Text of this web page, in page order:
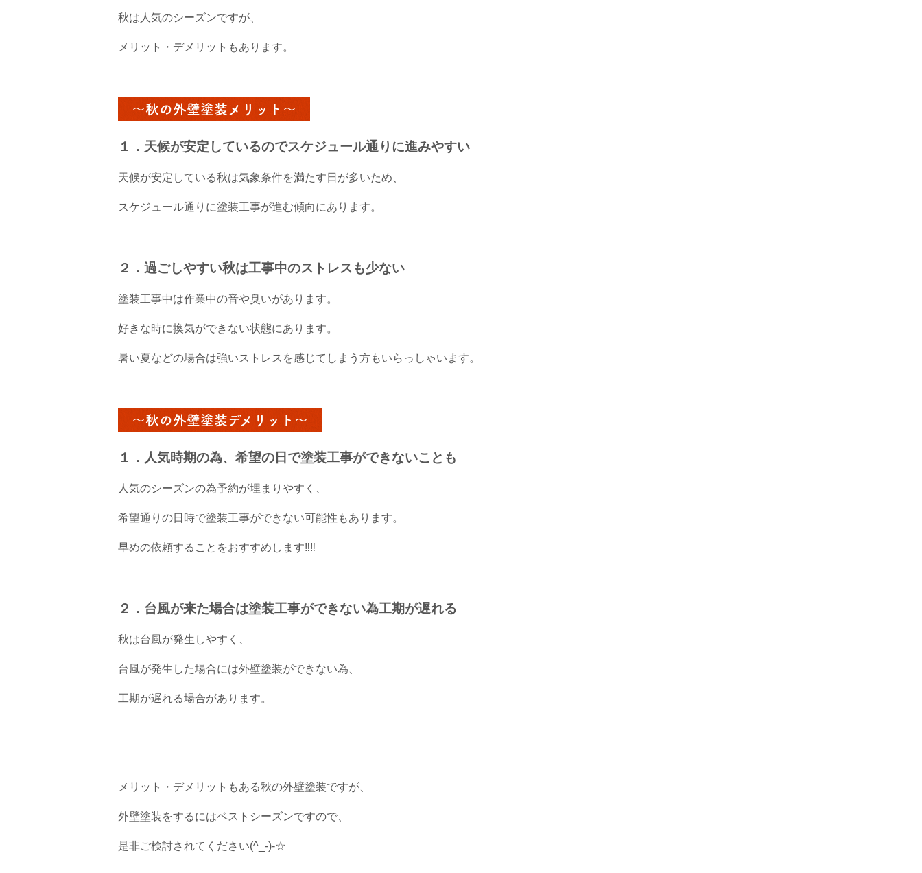
秋は人気のシーズンですが、
メリット・デメリットもあります。
～秋の外壁塗装メリット～
１．天候が安定しているのでスケジュール通りに進みやすい
天候が安定している秋は気象条件を満たす日が多いため、
スケジュール通りに塗装工事が進む傾向にあります。
２．過ごしやすい秋は工事中のストレスも少ない
塗装工事中は作業中の音や臭いがあります。
好きな時に換気ができない状態にあります。
暑い夏などの場合は強いストレスを感じてしまう方もいらっしゃいます。
～秋の外壁塗装デメリット～
１．人気時期の為、希望の日で塗装工事ができないことも
人気のシーズンの為予約が埋まりやすく、
希望通りの日時で塗装工事ができない可能性もあります。
早めの依頼することをおすすめします‼‼
２．台風が来た場合は塗装工事ができない為工期が遅れる
秋は台風が発生しやすく、
台風が発生した場合には外壁塗装ができない為、
工期が遅れる場合があります。
メリット・デメリットもある秋の外壁塗装ですが、
外壁塗装をするにはベストシーズンですので、
是非ご検討されてください(^_-)-☆